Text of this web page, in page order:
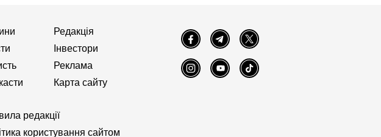
Редакція
Інвестори
Реклама
Карта сайту
FacebookTelegram Twitter
InstagramYouTube TikTok
редакції
користування сайтом